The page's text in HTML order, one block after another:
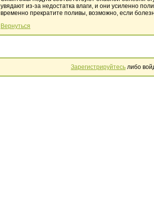
увядают из-за недостатка влаги, и они усиленно
временно прекратите поливы, возможно, если
Вернуться
Зарегистрируйтесь либо